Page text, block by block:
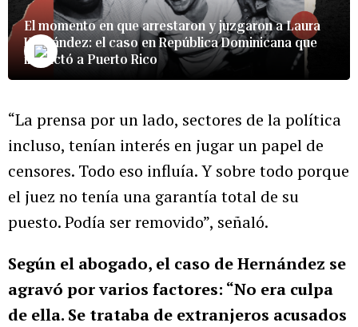
El momento en que arrestaron y juzgaron a Laura
Hernández: el caso en República Dominicana que
impactó a Puerto Rico
“La prensa por un lado, sectores de la política
incluso, tenían interés en jugar un papel de
censores. Todo eso influía. Y sobre todo porque
el juez no tenía una garantía total de su
puesto. Podía ser removido”, señaló.
Según el abogado, el caso de Hernández se
agravó por varios factores: “No era culpa
de ella. Se trataba de extranjeros acusados